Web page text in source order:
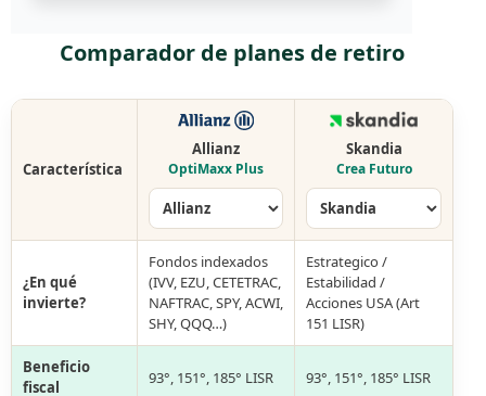
Comparador de planes de retiro
Característica
Allianz
OptiMaxx Plus
Skandia
Crea Futuro
¿En qué
invierte?
Fondos indexados
(IVV, EZU, CETETRAC,
NAFTRAC, SPY, ACWI,
SHY, QQQ…)
Estrategico /
Estabilidad /
Acciones USA (Art
151 LISR)
Beneficio
fiscal
93°, 151°, 185° LISR 93°, 151°, 185° LISR